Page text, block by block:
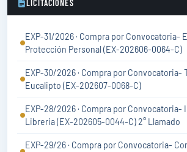
LICITACIONES
EXP-31/2026 · Compra por Convocatoria-
Protección Personal (EX-202606-0064-C)
EXP-30/2026 · Compra por Convocatoria-
Eucalipto (EX-202607-0068-C)
EXP-28/2026 · Compra por Convocatoria-
Libreria (EX-202605-0044-C) 2° Llamado
EXP-29/26 · Compra por Convocatoria-